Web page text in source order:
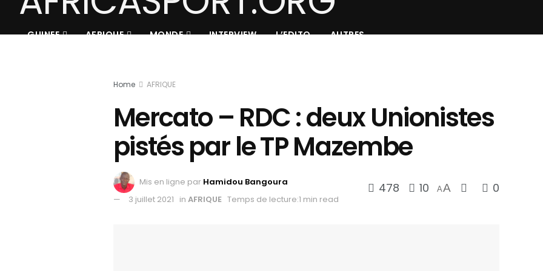
GUINEE AFRIQUE MONDE INTERVIEW L’EDITO AUTRES
Home AFRIQUE
Mercato – RDC : deux Unionistes
pistés par le TP Mazembe
Mis en ligne par Hamidou Bangoura
3 juillet 2021 in AFRIQUE Temps de lecture:1 min read
478 10 AA 0